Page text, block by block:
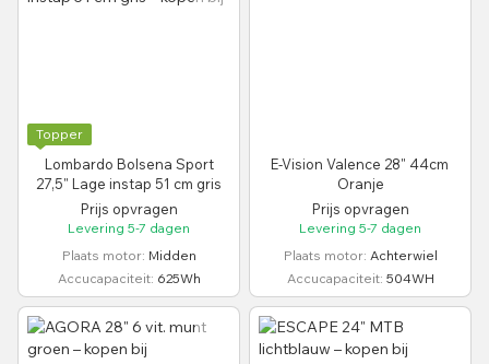
Topper
Lombardo Bolsena Sport
27,5" Lage instap 51 cm gris
Prijs opvragen
Levering 5-7 dagen
Plaats motor Midden
Accucapaciteit 625Wh
E-Vision Valence 28" 44cm
Oranje
Prijs opvragen
Levering 5-7 dagen
Plaats motor Achterwiel
Accucapaciteit 504WH